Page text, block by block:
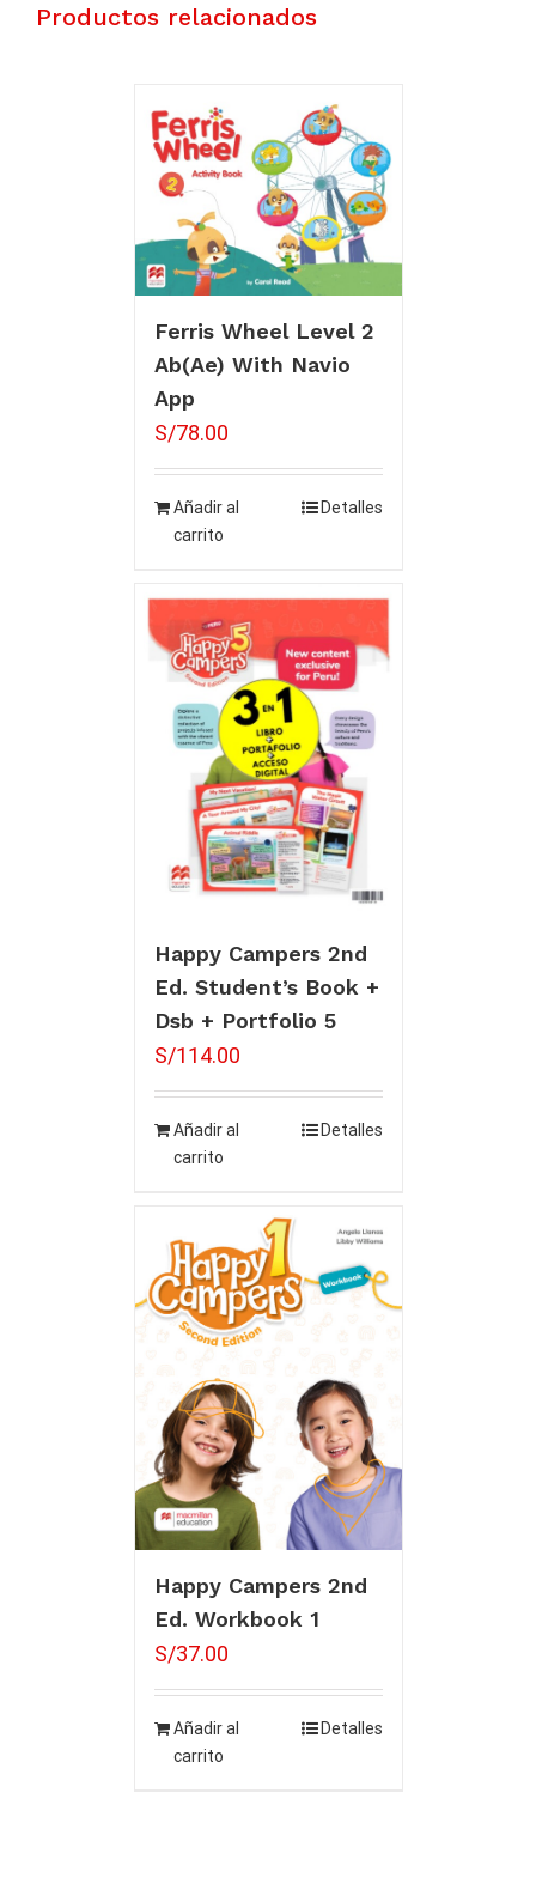
WB
INTRO
cantidad
Productos relacionados
Ferris Wheel Level 2
Ab(Ae) With Navio
App
S/78.00
Añadir al
carrito
Detalles
Happy Campers 2nd
Ed. Student’s Book +
Dsb + Portfolio 5
S/114.00
Añadir al
carrito
Detalles
Happy Campers 2nd
Ed. Workbook 1
S/37.00
Añadir al
carrito
Detalles